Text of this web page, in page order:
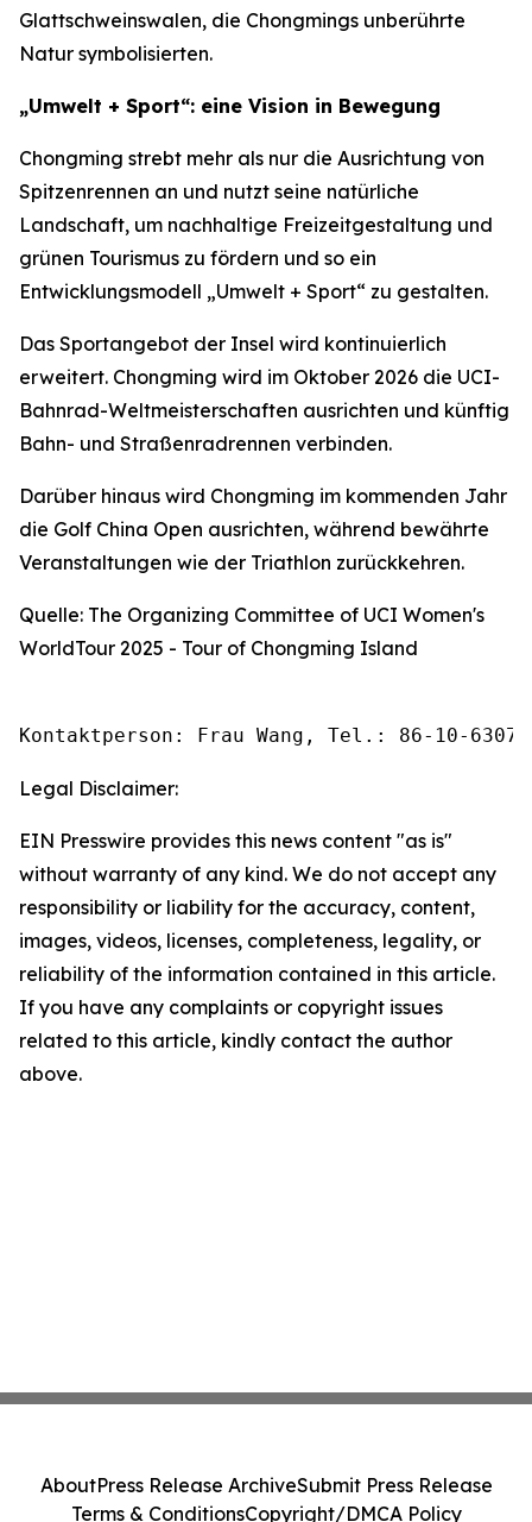
Glattschweinswalen, die Chongmings unberührte
Natur symbolisierten.
„Umwelt + Sport“: eine Vision in Bewegung
Chongming strebt mehr als nur die Ausrichtung von
Spitzenrennen an und nutzt seine natürliche
Landschaft, um nachhaltige Freizeitgestaltung und
grünen Tourismus zu fördern und so ein
Entwicklungsmodell „Umwelt + Sport“ zu gestalten.
Das Sportangebot der Insel wird kontinuierlich
erweitert. Chongming wird im Oktober 2026 die UCI-
Bahnrad-Weltmeisterschaften ausrichten und künftig
Bahn- und Straßenradrennen verbinden.
Darüber hinaus wird Chongming im kommenden Jahr
die Golf China Open ausrichten, während bewährte
Veranstaltungen wie der Triathlon zurückkehren.
Quelle: The Organizing Committee of UCI Women's
WorldTour 2025 - Tour of Chongming Island
Kontaktperson: Frau Wang, Tel.: 86-10-
Legal Disclaimer:
EIN Presswire provides this news content "as is"
without warranty of any kind. We do not accept any
responsibility or liability for the accuracy, content,
images, videos, licenses, completeness, legality, or
reliability of the information contained in this article.
If you have any complaints or copyright issues
related to this article, kindly contact the author
above.
AboutPress Release ArchiveSubmit Press Release
Terms & ConditionsCopyright/DMCA Policy